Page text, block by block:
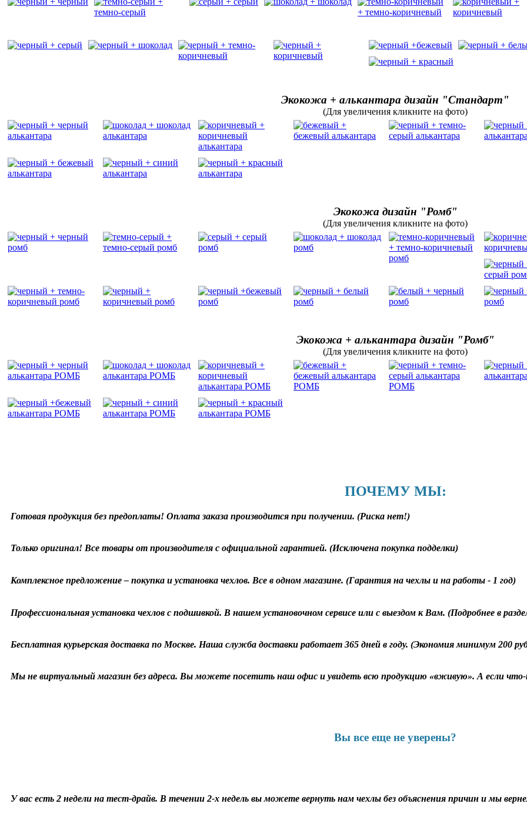
Экокожа + алькантара дизайн "Стандарт"
(Для увеличения кликните на фото)
Экокожа дизайн "Ромб"
(Для увеличения кликните на фото)
Экокожа + алькантара дизайн "Ромб"
(Для увеличения кликните на фото)
ПОЧЕМУ МЫ:
Готовая продукция без предоплаты! Оплата заказа производится при получении. (Риска нет!)
Только оригинал! Все товары от производителя с официальной гарантией. (Исключена покупка подделки)
Комплексное предложение – покупка и установка чехлов. Все в одном магазине. (Гарантия на чехлы и на работы - 1 год)
Профессиональная установка чехлов с подшивкой. В нашем установочном сервисе или с выездом к Вам. (Подробнее в
Бесплатная курьерская доставка по Москве. Наша служба доставки работает 365 дней в году. (Экономия минимум 200
Мы не виртуальный магазин без адреса. Вы можете посетить наш офис и увидеть всю продукцию «вживую». А если
Вы все еще не уверены?
У вас есть 2 недели на тест-драйв. В течении 2-х недель вы можете вернуть нам чехлы без объяснения причин и мы